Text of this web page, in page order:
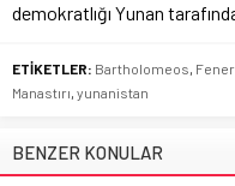
demokratlığı Yunan
ETİKETLER: Bartholomeos,
Manastırı, yunanistan
BENZER KONULAR